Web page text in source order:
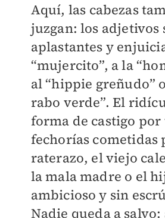
Aquí, las cabezas
juzgan: los adjetivos
aplastantes y
“mujercito”, a la
al “hippie greñudo”
rabo verde”. El
forma de castigo por
fechorías cometidas
raterazo, el viejo
la mala madre o el
ambicioso y sin
Nadie queda a salvo: